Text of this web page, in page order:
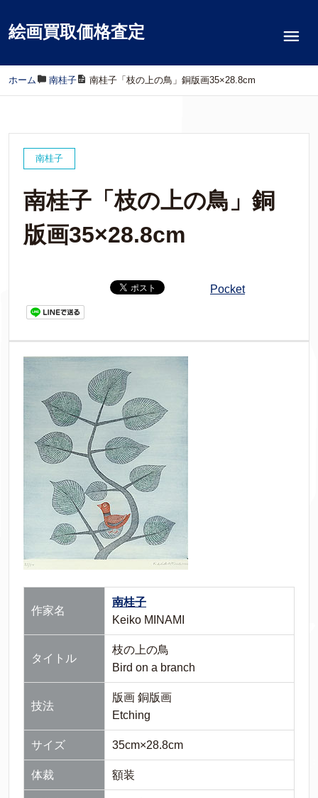
絵画買取価格査定
ホーム / 南桂子/ 南桂子「枝の上の鳥」銅版画35×28.8cm
南桂子
南桂子「枝の上の鳥」銅
版画35×28.8cm
Pocket
作家名
南桂子
Keiko MINAMI
タイトル
枝の上の鳥
Bird on a branch
技法
版画 銅版画
Etching
サイズ 35cm×28.8cm
体裁 額装